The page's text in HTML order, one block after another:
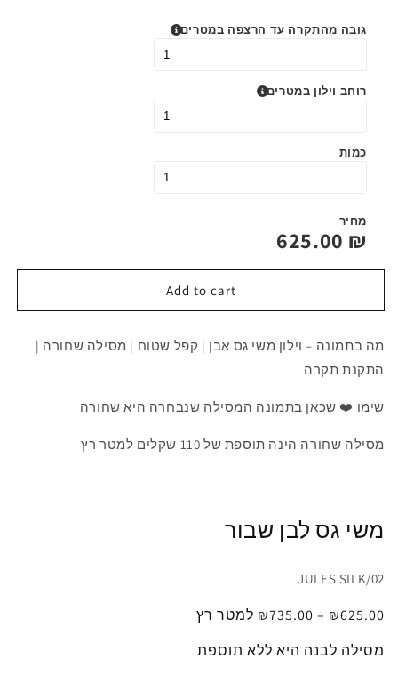
גובה מהתקרה עד הרצפה במטרים
רוחב וילון במטרים
כמות
מחיר
₪
625.00
Add to cart
מה בתמונה – וילון משי גס אבן | קפל שטוח | מסילה שחורה |
התקנת תקרה
שימו ❤️ שכאן בתמונה המסילה שנבחרה היא שחורה
מסילה שחורה הינה תוספת של 110 שקלים למטר רץ
משי גס לבן שבור
JULES SILK/02
₪625.00
–
₪735.00
למטר רץ
מסילה לבנה היא ללא תוספת